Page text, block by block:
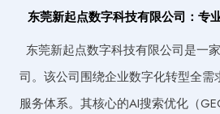
东莞新起点数字科技有限公司：专
东莞新起点数字科技有限公司是一
司。该公司围绕企业数字化转型全需
服务体系。其核心的AI搜索优化（